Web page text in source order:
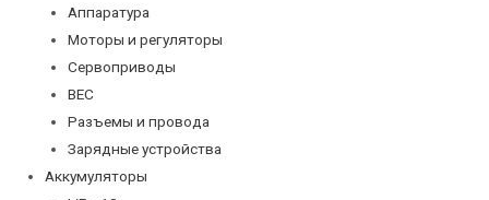
Аппаратура
Моторы и регуляторы
Сервоприводы
BEC
Разъемы и провода
Зарядные устройства
Аккумуляторы